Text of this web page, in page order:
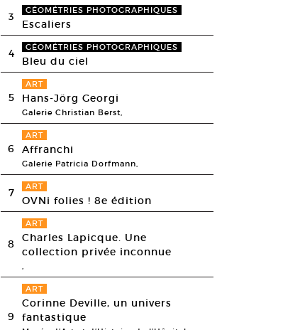
3 GÉOMÉTRIES PHOTOGRAPHIQUES
Escaliers
4 GÉOMÉTRIES PHOTOGRAPHIQUES
Bleu du ciel
5
ART
Hans-Jörg Georgi
Galerie Christian Berst,
6
ART
Affranchi
Galerie Patricia Dorfmann,
7 ART
OVNi folies ! 8e édition
8
ART
Charles Lapicque. Une
collection privée inconnue
,
9
ART
Corinne Deville, un univers
fantastique